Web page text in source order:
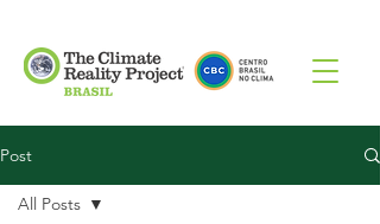
Post
All Posts